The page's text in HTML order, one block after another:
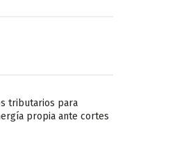
tributarios para
propia ante cortes